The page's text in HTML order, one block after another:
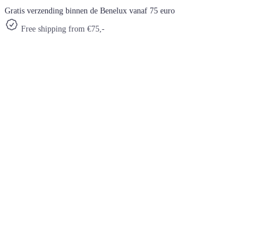
Gratis verzending binnen de Benelux vanaf 75 euro
Free shipping from €75,-